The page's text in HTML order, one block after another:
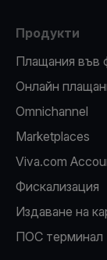
Продукти
Плащания във
Oнлайн
Omnichannel
Marketplaces
Viva.com
Фискализация
Издаване на
ПОС терминал